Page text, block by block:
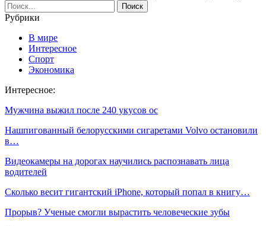
Рубрики
В мире
Интересное
Спорт
Экономика
Интересное:
Мужчина выжил после 240 укусов ос
Нашпигованный белорусскими сигаретами Volvo остановили
в…
Видеокамеры на дорогах научились распознавать лица
водителей
Сколько весит гигантский iPhone, который попал в книгу…
Прорыв? Ученые смогли вырастить человеческие зубы